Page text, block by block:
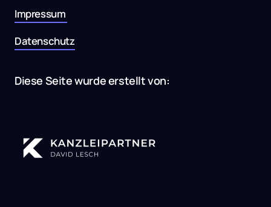
Impressum
Datenschutz
Diese Seite wurde erstellt von: